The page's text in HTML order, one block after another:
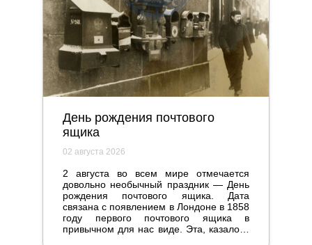
День рождения почтового
ящика
02 августа 2026
2 августа во всем мире отмечается
довольно необычный праздник — День
рождения почтового ящика. Дата
связана с появлением в Лондоне в 1858
году первого почтового ящика в
привычном для нас виде. Эта, казалось